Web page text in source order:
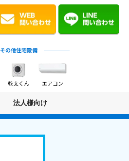
その他住宅設備
乾太くん エアコン
法人様向け